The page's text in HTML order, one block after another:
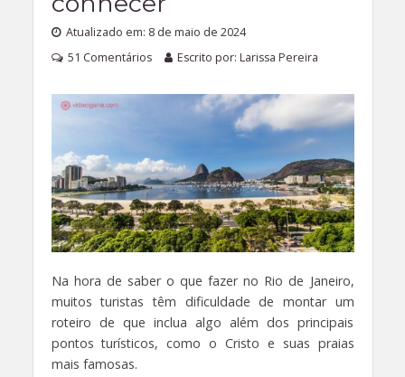
Atualizado em: 8 de maio de 2024
51 Comentários
Escrito por: Larissa Pereira
Na hora de saber o que fazer no Rio de Janeiro,
muitos turistas têm dificuldade de montar um
roteiro de que inclua algo além dos principais
pontos turísticos, como o Cristo e suas praias
mais famosas.